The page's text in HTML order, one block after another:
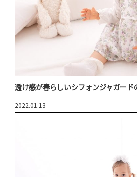
透け感が春らしいシフォンジャガード
2022.01.13